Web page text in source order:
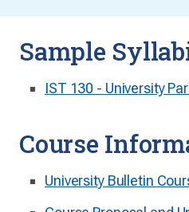
Sample
IST 130 - University
Course
University Bulletin